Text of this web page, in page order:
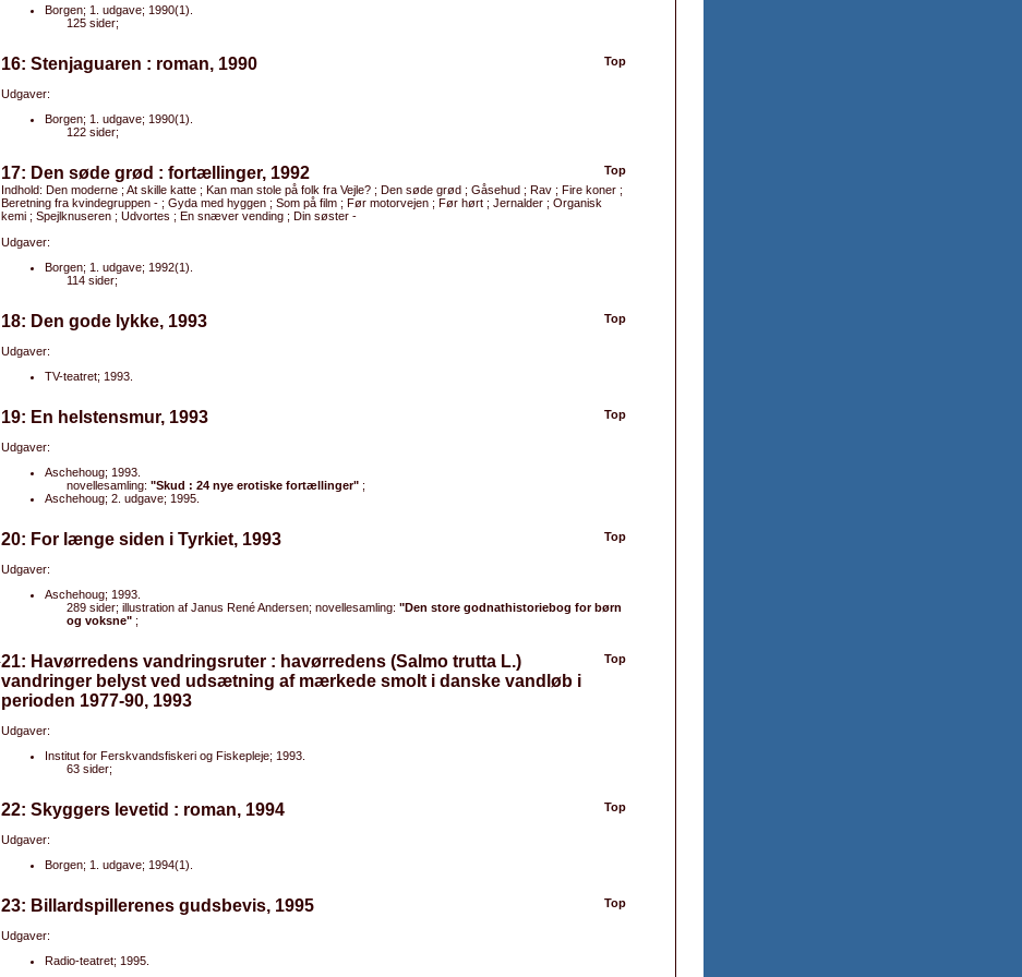
Borgen; 1. udgave; 1990(1).
125 sider;
Top
16: Stenjaguaren : roman, 1990
Udgaver:
Borgen; 1. udgave; 1990(1).
122 sider;
Top
17: Den søde grød : fortællinger, 1992
Indhold: Den moderne ; At skille katte ; Kan man stole på folk fra Vejle? ; Den søde grød ; Gåsehud ; Rav ; Fire koner ;
Beretning fra kvindegruppen - ; Gyda med hyggen ; Som på film ; Før motorvejen ; Før hørt ; Jernalder ; Organisk
kemi ; Spejlknuseren ; Udvortes ; En snæver vending ; Din søster -
Udgaver:
Borgen; 1. udgave; 1992(1).
114 sider;
Top
18: Den gode lykke, 1993
Udgaver:
TV-teatret; 1993.
Top
19: En helstensmur, 1993
Udgaver:
Aschehoug; 1993.
novellesamling: "Skud : 24 nye erotiske fortællinger" ;
Aschehoug; 2. udgave; 1995.
Top
20: For længe siden i Tyrkiet, 1993
Udgaver:
Aschehoug; 1993.
289 sider; illustration af Janus René Andersen; novellesamling: "Den store godnathistoriebog for børn
og voksne" ;
Top
21: Havørredens vandringsruter : havørredens (Salmo trutta L.)
vandringer belyst ved udsætning af mærkede smolt i danske vandløb i
perioden 1977-90, 1993
Udgaver:
Institut for Ferskvandsfiskeri og Fiskepleje; 1993.
63 sider;
Top
22: Skyggers levetid : roman, 1994
Udgaver:
Borgen; 1. udgave; 1994(1).
Top
23: Billardspillerenes gudsbevis, 1995
Udgaver:
Radio-teatret; 1995.